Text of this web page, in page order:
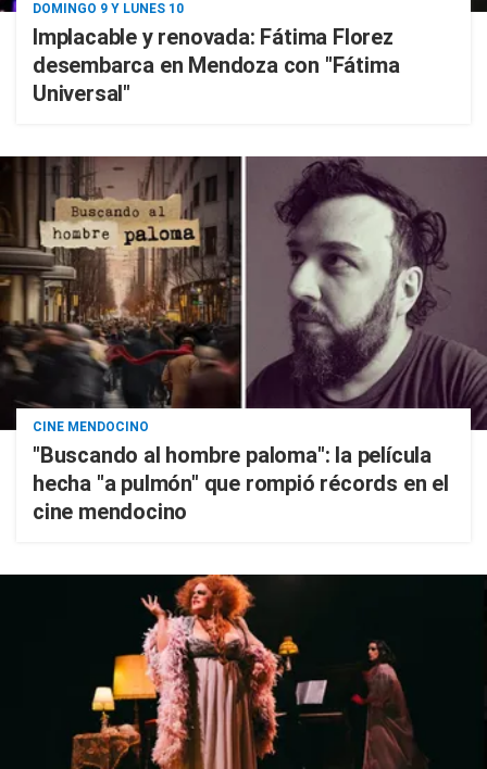
DOMINGO 9 Y LUNES 10
Implacable y renovada: Fátima Florez
desembarca en Mendoza con "Fátima
Universal"
CINE MENDOCINO
"Buscando al hombre paloma": la película
hecha "a pulmón" que rompió récords en el
cine mendocino